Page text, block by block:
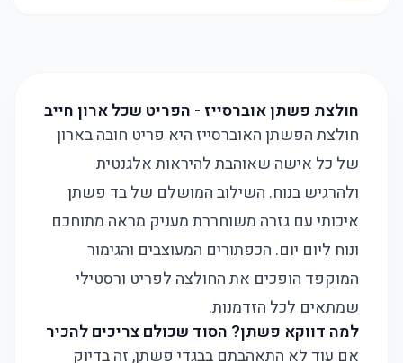
חולצת פשתן אוברסייז - הפריט שכל ארון חייב
חולצת הפשתן האוברסייז היא פריט חובה בארון
של כל אישה שאוהבת להיראות אלגנטית
ולהרגיש בנוח. השילוב המושלם של בד פשתן
איכותי עם גזרה משוחררת מעניק מראה מתוחכם
ונוח ליום יום. הכפתורים המעוצבים והגימור
המוקפד הופכים את החולצה לפריט ורסטילי
שמתאים לכל הזדמנות.
למה דווקא פשתן? הסוד שכולם צריכים להכיר
אם עוד לא התאהבתם בבגדי פשתן, זה בדיוק